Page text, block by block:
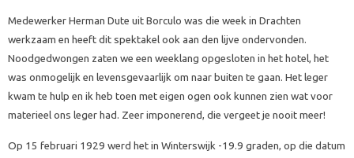
Medewerker Herman Dute uit Borculo was die week in Drachten
werkzaam en heeft dit spektakel ook aan den lijve ondervonden.
Noodgedwongen zaten we een weeklang opgesloten in het hotel, het
was onmogelijk en levensgevaarlijk om naar buiten te gaan. Het leger
kwam te hulp en ik heb toen met eigen ogen ook kunnen zien wat voor
materieel ons leger had. Zeer imponerend, die vergeet je nooit meer!
Op 15 februari 1929 werd het in Winterswijk -19.9 graden, op die datum